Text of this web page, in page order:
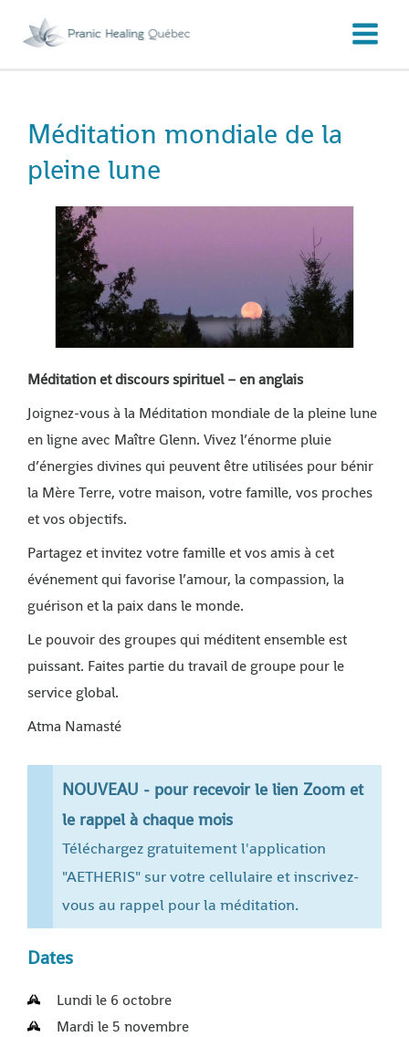
Méditation mondiale de la
pleine lune
Méditation et discours spirituel – en anglais
Joignez-vous à la Méditation mondiale de la pleine lune
en ligne avec Maître Glenn. Vivez l’énorme pluie
d’énergies divines qui peuvent être utilisées pour bénir
la Mère Terre, votre maison, votre famille, vos proches
et vos objectifs.
Partagez et invitez votre famille et vos amis à cet
événement qui favorise l’amour, la compassion, la
guérison et la paix dans le monde.
Le pouvoir des groupes qui méditent ensemble est
puissant. Faites partie du travail de groupe pour le
service global.
Atma Namasté
NOUVEAU - pour recevoir le lien Zoom et
le rappel à chaque mois
Téléchargez gratuitement l'application
"AETHERIS" sur votre cellulaire et inscrivez-
vous au rappel pour la méditation.
Dates
Lundi le 6 octobre
Mardi le 5 novembre